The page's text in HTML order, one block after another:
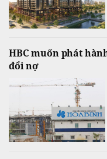
HBC muốn phát
đổi nợ